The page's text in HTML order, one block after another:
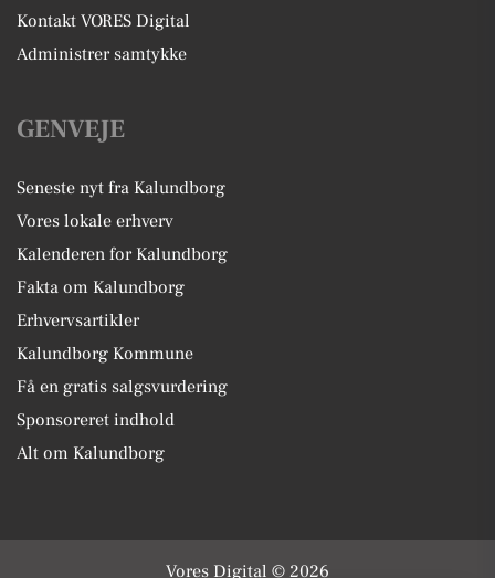
Kontakt VORES Digital
Administrer samtykke
GENVEJE
Seneste nyt fra Kalundborg
Vores lokale erhverv
Kalenderen for Kalundborg
Fakta om Kalundborg
Erhvervsartikler
Kalundborg Kommune
Få en gratis salgsvurdering
Sponsoreret indhold
Alt om Kalundborg
Vores Digital © 2026